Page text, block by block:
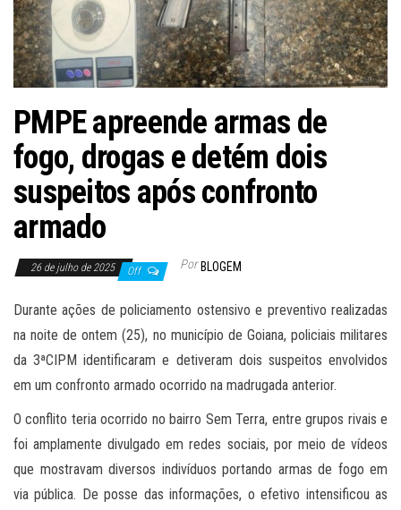
PMPE apreende armas de
fogo, drogas e detém dois
suspeitos após confronto
armado
26 de julho de 2025 Off Por BLOGEM
Durante ações de policiamento ostensivo e preventivo realizadas
na noite de ontem (25), no município de Goiana, policiais militares
da 3ªCIPM identificaram e detiveram dois suspeitos envolvidos
em um confronto armado ocorrido na madrugada anterior.
O conflito teria ocorrido no bairro Sem Terra, entre grupos rivais e
foi amplamente divulgado em redes sociais, por meio de vídeos
que mostravam diversos indivíduos portando armas de fogo em
via pública. De posse das informações, o efetivo intensificou as